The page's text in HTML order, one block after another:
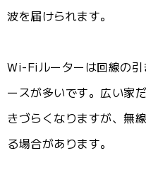
波を届けられます。
Wi-Fiルーターは回線の
ースが多いです。広い家
きづらくなりますが、無
る場合があります。